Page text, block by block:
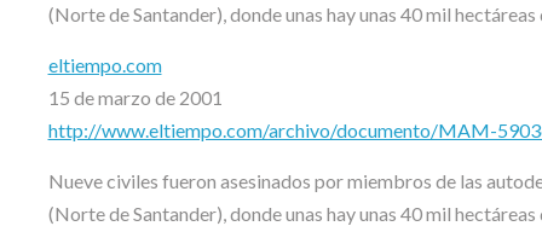
(Norte de Santander), donde unas hay unas 40 mil
eltiempo.com
15 de marzo de 2001
http://www.eltiempo.com/archivo/documento/MAM-
Nueve civiles fueron asesinados por miembros de las
(Norte de Santander), donde unas hay unas 40 mil